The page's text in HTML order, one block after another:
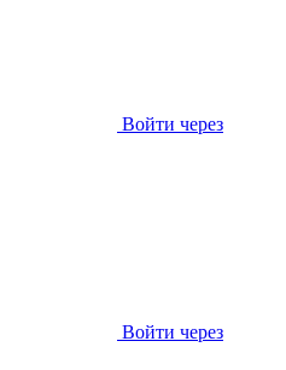
Войти через
Войти через